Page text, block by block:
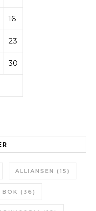
16
23
30
ALLIANSEN (15)
BOK (36)